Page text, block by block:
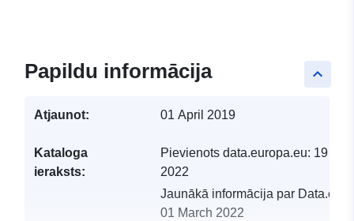
keyboard_arrow_up
Papildu informācija
Atjaunot: 01 April 2019
Kataloga
ieraksts:
Pievienots data.europa.eu: 19
2022
Jaunākā informācija par
01 March 2022